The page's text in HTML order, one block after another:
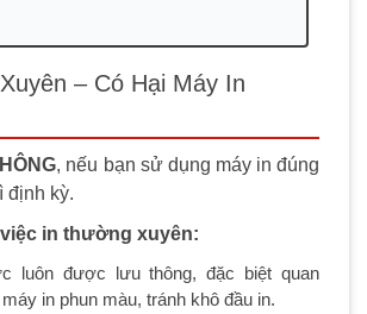
Minh Anh nếu bạn cần:
– Có Hại Máy In
, nếu bạn sử dụng máy in đúng
định kỳ.
in thường xuyên:
luôn được lưu thông, đặc biệt quan
in phun màu, tránh khô đầu in.